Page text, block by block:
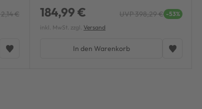
€ 184,99 € UVP 398,29 € -53%
inkl. MwSt. zzgl. Versand
In den Warenkorb